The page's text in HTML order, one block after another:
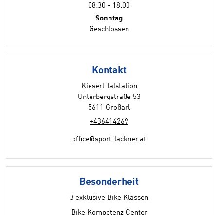
08:30 - 18:00
Sonntag
Geschlossen
Kontakt
Kieserl Talstation
Unterbergstraße 53
5611 Großarl
+436414269
office@sport-lackner.at
Besonderheit
3 exklusive Bike Klassen
Bike Kompetenz Center